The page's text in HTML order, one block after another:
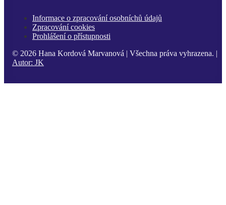
Informace o zpracování osobníchů údajů
Zpracování cookies
Prohlášení o přístupnosti
© 2026 Hana Kordová Marvanová | Všechna práva vyhrazena. |
Autor: JK